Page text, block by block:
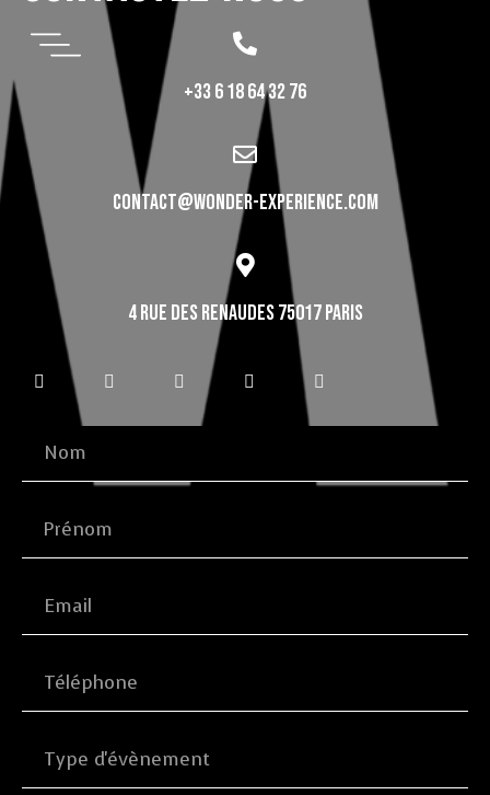
+33 6 18 64 32 76
CONTACT@WONDER-EXPERIENCE.COM
4 RUE DES RENAUDES 75017 PARIS